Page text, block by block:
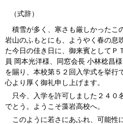
（式辞）
積雪が多く、寒さも厳しかったこ
岩山のふもとにも、ようやく春の息
た今日の佳き日に、御来賓としてＰ
員 岡本光洋様、同窓会長 小林稔昌
を賜り、本校第５２回入学式を挙行
心より厚く御礼申し上げます。
只今、入学を許可しました２４０
でとう。ようこそ藻岩高校へ。
このように若さにあふれ、可能性